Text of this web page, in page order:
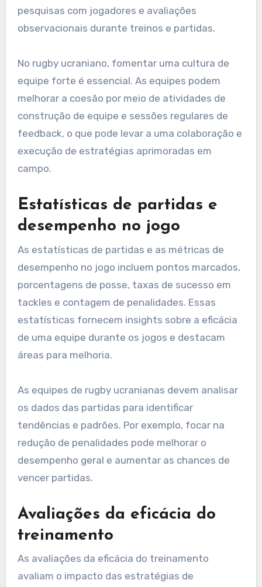
pesquisas com jogadores e avaliações
observacionais durante treinos e partidas.
No rugby ucraniano, fomentar uma cultura de
equipe forte é essencial. As equipes podem
melhorar a coesão por meio de atividades de
construção de equipe e sessões regulares de
feedback, o que pode levar a uma colaboração e
execução de estratégias aprimoradas em
campo.
Estatísticas de partidas e
desempenho no jogo
As estatísticas de partidas e as métricas de
desempenho no jogo incluem pontos marcados,
porcentagens de posse, taxas de sucesso em
tackles e contagem de penalidades. Essas
estatísticas fornecem insights sobre a eficácia
de uma equipe durante os jogos e destacam
áreas para melhoria.
As equipes de rugby ucranianas devem analisar
os dados das partidas para identificar
tendências e padrões. Por exemplo, focar na
redução de penalidades pode melhorar o
desempenho geral e aumentar as chances de
vencer partidas.
Avaliações da eficácia do
treinamento
As avaliações da eficácia do treinamento
avaliam o impacto das estratégias de